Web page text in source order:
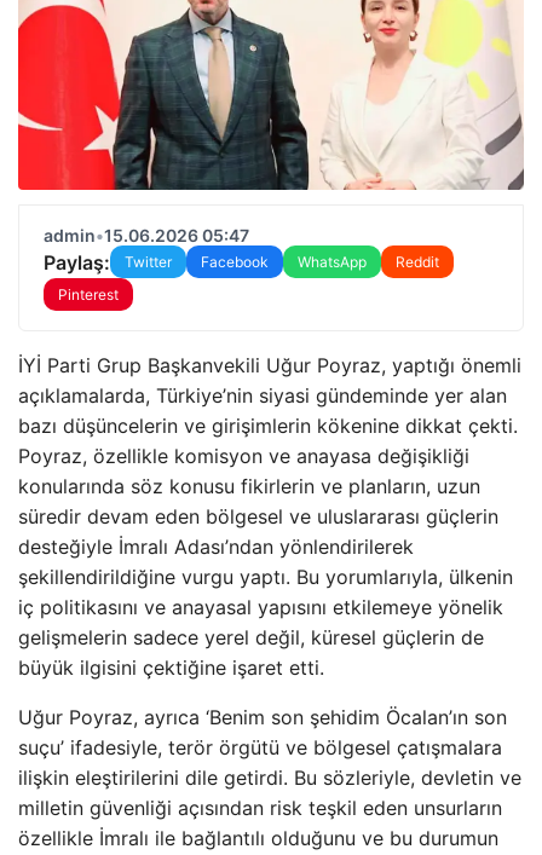
admin•15.06.2026 05:47
Paylaş: Twitter Facebook WhatsApp
Reddit
Pinterest
İYİ Parti Grup Başkanvekili Uğur Poyraz, yaptığı önemli
açıklamalarda, Türkiye’nin siyasi gündeminde yer alan
bazı düşüncelerin ve girişimlerin kökenine dikkat çekti.
Poyraz, özellikle komisyon ve anayasa değişikliği
konularında söz konusu fikirlerin ve planların, uzun
süredir devam eden bölgesel ve uluslararası güçlerin
desteğiyle İmralı Adası’ndan yönlendirilerek
şekillendirildiğine vurgu yaptı. Bu yorumlarıyla, ülkenin
iç politikasını ve anayasal yapısını etkilemeye yönelik
gelişmelerin sadece yerel değil, küresel güçlerin de
büyük ilgisini çektiğine işaret etti.
Uğur Poyraz, ayrıca ‘Benim son şehidim Öcalan’ın son
suçu’ ifadesiyle, terör örgütü ve bölgesel çatışmalara
ilişkin eleştirilerini dile getirdi. Bu sözleriyle, devletin ve
milletin güvenliği açısından risk teşkil eden unsurların
özellikle İmralı ile bağlantılı olduğunu ve bu durumun